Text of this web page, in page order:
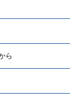
ら